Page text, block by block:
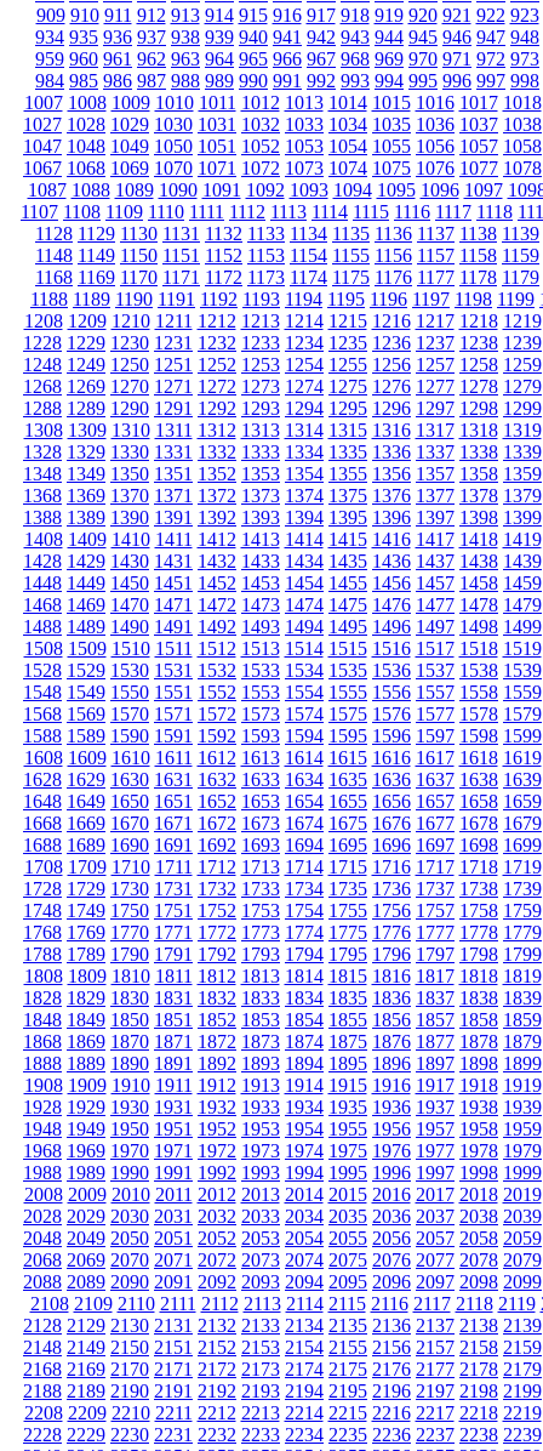
909 910 911 912 913 914 915 916 917 918 919 920 921 922 923
934 935 936 937 938 939 940 941 942 943 944 945 946 947 948
959 960 961 962 963 964 965 966 967 968 969 970 971 972 973
984 985 986 987 988 989 990 991 992 993 994 995 996 997 998
1007 1008 1009 1010 1011 1012 1013 1014 1015 1016 1017 1018
1027 1028 1029 1030 1031 1032 1033 1034 1035 1036 1037 1038
1047 1048 1049 1050 1051 1052 1053 1054 1055 1056 1057 1058
1067 1068 1069 1070 1071 1072 1073 1074 1075 1076 1077 1078
1087 1088 1089 1090 1091 1092 1093 1094 1095 1096 1097
1107 1108 1109 1110 1111 1112 1113 1114 1115 1116 1117 1118
1128 1129 1130 1131 1132 1133 1134 1135 1136 1137 1138 1139
1148 1149 1150 1151 1152 1153 1154 1155 1156 1157 1158 1159
1168 1169 1170 1171 1172 1173 1174 1175 1176 1177 1178 1179
1188 1189 1190 1191 1192 1193 1194 1195 1196 1197 1198 1199
1208 1209 1210 1211 1212 1213 1214 1215 1216 1217 1218 1219
1228 1229 1230 1231 1232 1233 1234 1235 1236 1237 1238 1239
1248 1249 1250 1251 1252 1253 1254 1255 1256 1257 1258 1259
1268 1269 1270 1271 1272 1273 1274 1275 1276 1277 1278 1279
1288 1289 1290 1291 1292 1293 1294 1295 1296 1297 1298 1299
1308 1309 1310 1311 1312 1313 1314 1315 1316 1317 1318 1319
1328 1329 1330 1331 1332 1333 1334 1335 1336 1337 1338 1339
1348 1349 1350 1351 1352 1353 1354 1355 1356 1357 1358 1359
1368 1369 1370 1371 1372 1373 1374 1375 1376 1377 1378 1379
1388 1389 1390 1391 1392 1393 1394 1395 1396 1397 1398 1399
1408 1409 1410 1411 1412 1413 1414 1415 1416 1417 1418 1419
1428 1429 1430 1431 1432 1433 1434 1435 1436 1437 1438 1439
1448 1449 1450 1451 1452 1453 1454 1455 1456 1457 1458 1459
1468 1469 1470 1471 1472 1473 1474 1475 1476 1477 1478 1479
1488 1489 1490 1491 1492 1493 1494 1495 1496 1497 1498 1499
1508 1509 1510 1511 1512 1513 1514 1515 1516 1517 1518 1519
1528 1529 1530 1531 1532 1533 1534 1535 1536 1537 1538 1539
1548 1549 1550 1551 1552 1553 1554 1555 1556 1557 1558 1559
1568 1569 1570 1571 1572 1573 1574 1575 1576 1577 1578 1579
1588 1589 1590 1591 1592 1593 1594 1595 1596 1597 1598 1599
1608 1609 1610 1611 1612 1613 1614 1615 1616 1617 1618 1619
1628 1629 1630 1631 1632 1633 1634 1635 1636 1637 1638 1639
1648 1649 1650 1651 1652 1653 1654 1655 1656 1657 1658 1659
1668 1669 1670 1671 1672 1673 1674 1675 1676 1677 1678 1679
1688 1689 1690 1691 1692 1693 1694 1695 1696 1697 1698 1699
1708 1709 1710 1711 1712 1713 1714 1715 1716 1717 1718 1719
1728 1729 1730 1731 1732 1733 1734 1735 1736 1737 1738 1739
1748 1749 1750 1751 1752 1753 1754 1755 1756 1757 1758 1759
1768 1769 1770 1771 1772 1773 1774 1775 1776 1777 1778 1779
1788 1789 1790 1791 1792 1793 1794 1795 1796 1797 1798 1799
1808 1809 1810 1811 1812 1813 1814 1815 1816 1817 1818 1819
1828 1829 1830 1831 1832 1833 1834 1835 1836 1837 1838 1839
1848 1849 1850 1851 1852 1853 1854 1855 1856 1857 1858 1859
1868 1869 1870 1871 1872 1873 1874 1875 1876 1877 1878 1879
1888 1889 1890 1891 1892 1893 1894 1895 1896 1897 1898 1899
1908 1909 1910 1911 1912 1913 1914 1915 1916 1917 1918 1919
1928 1929 1930 1931 1932 1933 1934 1935 1936 1937 1938 1939
1948 1949 1950 1951 1952 1953 1954 1955 1956 1957 1958 1959
1968 1969 1970 1971 1972 1973 1974 1975 1976 1977 1978 1979
1988 1989 1990 1991 1992 1993 1994 1995 1996 1997 1998 1999
2008 2009 2010 2011 2012 2013 2014 2015 2016 2017 2018 2019
2028 2029 2030 2031 2032 2033 2034 2035 2036 2037 2038 2039
2048 2049 2050 2051 2052 2053 2054 2055 2056 2057 2058 2059
2068 2069 2070 2071 2072 2073 2074 2075 2076 2077 2078 2079
2088 2089 2090 2091 2092 2093 2094 2095 2096 2097 2098 2099
2108 2109 2110 2111 2112 2113 2114 2115 2116 2117 2118 2119
2128 2129 2130 2131 2132 2133 2134 2135 2136 2137 2138 2139
2148 2149 2150 2151 2152 2153 2154 2155 2156 2157 2158 2159
2168 2169 2170 2171 2172 2173 2174 2175 2176 2177 2178 2179
2188 2189 2190 2191 2192 2193 2194 2195 2196 2197 2198 2199
2208 2209 2210 2211 2212 2213 2214 2215 2216 2217 2218 2219
2228 2229 2230 2231 2232 2233 2234 2235 2236 2237 2238 2239